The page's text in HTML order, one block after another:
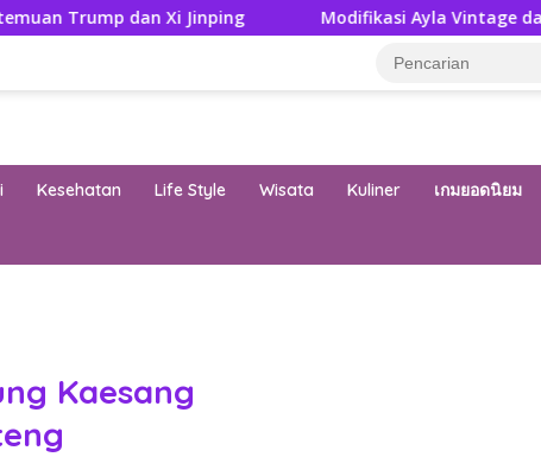
Xi Jinping Modifikasi Ayla Vintage dan Gran Max
Kesehatan Life Style Wisata Kuliner เกมยอดนิยม
Kaesang